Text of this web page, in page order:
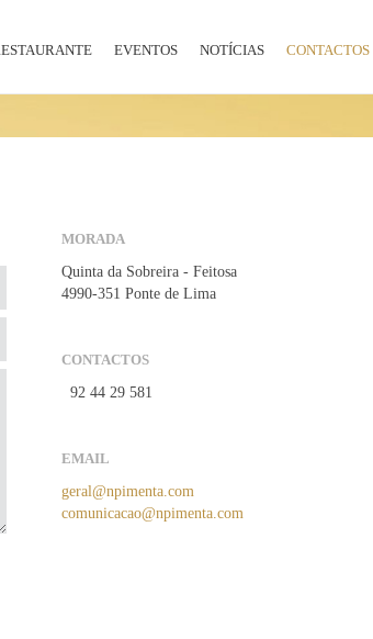
EVENTOS NOTÍCIAS CONTACTOS
MORADA
Quinta da Sobreira - Feitosa
4990-351 Ponte de Lima
CONTACTOS
92 44 29 581
EMAIL
geral@npimenta.com
comunicacao@npimenta.com